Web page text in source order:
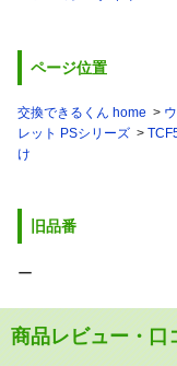
ページ位置
交換できるくん home
レット PSシリーズ
け
旧品番
ー
商品レビュー・口